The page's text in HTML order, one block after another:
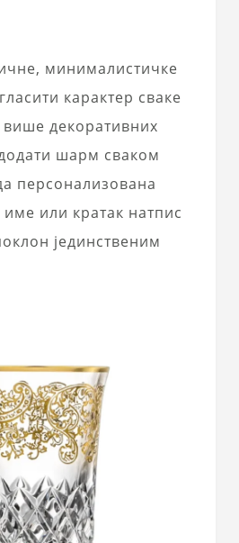
минималистичке
карактер сваке
више декоративних
шарм сваком
персонализована
или кратак натпис
јединственим